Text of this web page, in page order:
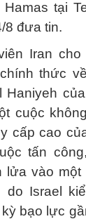
tại
8 đưa tin.
Iran
thức
Haniyeh
cuộc
cấp cao
tấn
lửa vào
do Israel
bạo lực